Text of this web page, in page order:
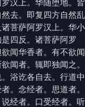
汉上。华随堕地。皆
去。即复四方自然乱
菩萨阿罗汉上。华小
四反。诸菩萨阿罗
闻华香者。有不欲闻
闻者。辄即独闻之。
浴讫各自去。行道中
。念经者。思道者。
经者。口受经者。听